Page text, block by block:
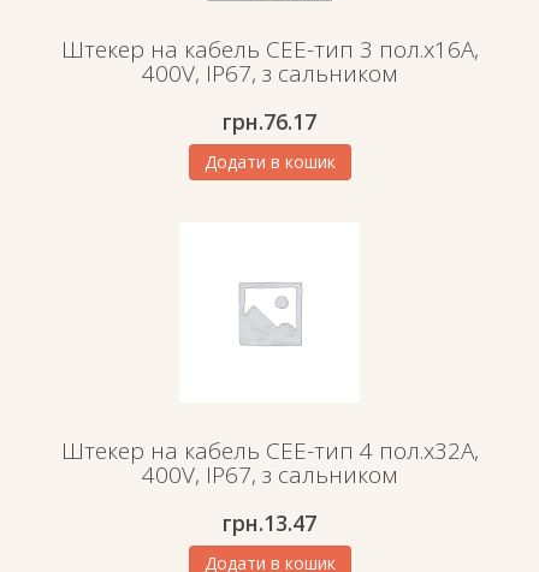
Штекер на кабель СЕЕ-тип 3 пол.х16А,
400V, IP67, з сальником
грн.76.17
Додати в кошик
Штекер на кабель СЕЕ-тип 4 пол.х32А,
400V, IP67, з сальником
грн.13.47
Додати в кошик